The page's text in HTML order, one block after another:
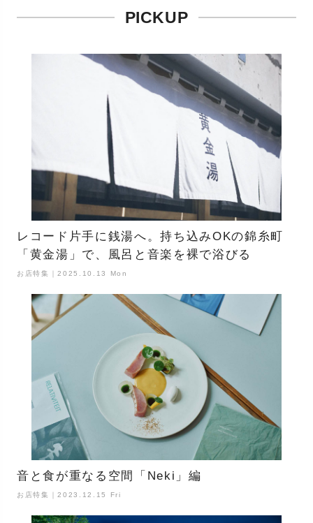
PICKUP
レコード片手に銭湯へ。持ち込みOKの錦糸町
「黄金湯」で、風呂と音楽を裸で浴びる
お店特集｜2025.10.13 Mon
音と食が重なる空間「Neki」編
お店特集｜2023.12.15 Fri